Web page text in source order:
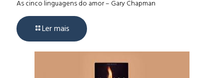
As cinco linguagens do amor – Gary Chapman
Ler mais